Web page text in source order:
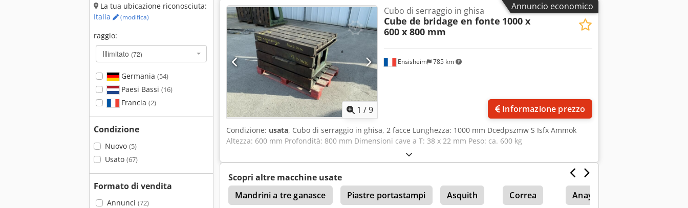
La tua ubicazione riconosciuta:
Italia
(modifica)
raggio:
Illimitato (72)
Germania (54)
Paesi Bassi (16)
Francia (2)
Condizione
Nuovo (5)
Usato (67)
Formato di vendita
Annunci (72)
Annuncio economico
1 /9
Ensisheim 785 km
Cubo di serraggio in ghisa
Cube de bridage en fonte 1000 x
600 x 800 mm
Informazione prezzo
Condizione: usata, Cubo di serraggio in ghisa, 2 facce Lunghezza: 1000 mm Dcedpszmw S Isfx Ammok
Altezza: 600 mm Profondità: 800 mm Dimensioni cave a T: 38 x 22 mm Peso: ca. 600 kg
Scopri altre macchine usate
Mandrini a tre ganasce
Piastre portastampi Asquith Correa Anayak